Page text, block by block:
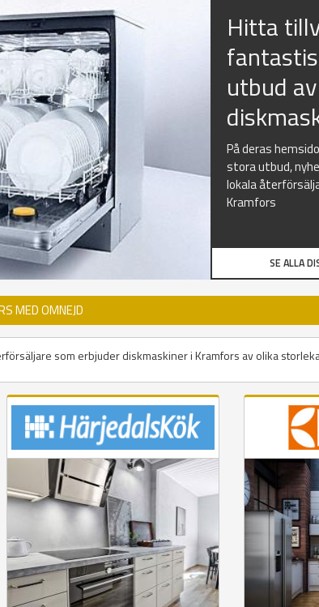
Hitta
utbud
På deras
stora utbud,
lokala
Kramfors
SE ALLA
MED OMNEJD
som erbjuder diskmaskiner i Kramfors av olika